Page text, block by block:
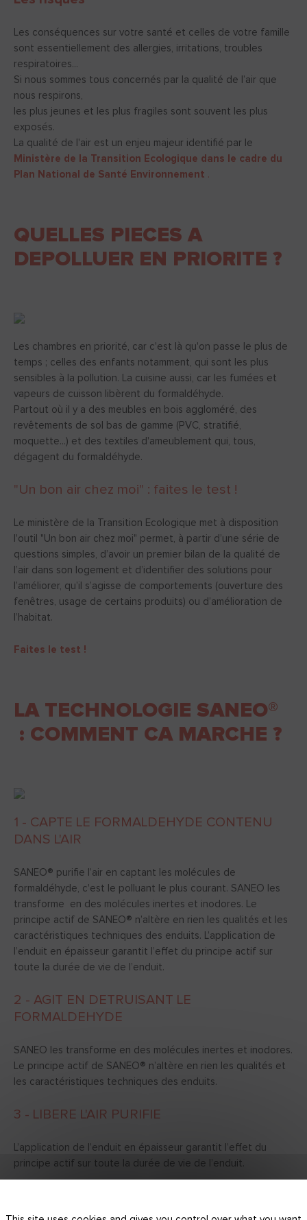
Les conséquences sur votre santé et celles de votre famille
sont essentiellement des allergies, irritations, troubles
respiratoires...
Si nous sommes tous concernés par la qualité de l’air que
nous respirons,
les plus jeunes et les plus fragiles sont souvent les plus
exposés.
La qualité de l'air est un enjeu majeur identifié par le
Ministère de la Transition Ecologique dans le cadre du
Plan National de Santé Environnement .
QUELLES PIECES A
DEPOLLUER EN PRIORITE ?
Les chambres en priorité, car c'est là qu'on passe le plus de
temps ; celles des enfants notamment, qui sont les plus
sensibles à la pollution. La cuisine aussi, car les fumées et
vapeurs de cuisson libèrent du formaldéhyde.
Partout où il y a des meubles en bois aggloméré, des
revêtements de sol bas de gamme (PVC, stratifié,
moquette...) et des textiles d'ameublement qui, tous,
dégagent du formaldéhyde.
"Un bon air chez moi" : faites le test !
Le ministère de la Transition Ecologique met à disposition
l'outil "Un bon air chez moi" permet, à partir d’une série de
questions simples, d’avoir un premier bilan de la qualité de
l’air dans son logement et d’identifier des solutions pour
l’améliorer, qu’il s’agisse de comportements (ouverture des
fenêtres, usage de certains produits) ou d’amélioration de
l’habitat.
Faites le test !
LA TECHNOLOGIE SANEO®
: COMMENT CA MARCHE ?
1 - CAPTE LE FORMALDEHYDE CONTENU
DANS L'AIR
SANEO® purifie l’air en captant les molécules de
formaldéhyde, c'est le polluant le plus courant. SANEO les
transforme en des molécules inertes et inodores. Le
principe actif de SANEO® n’altère en rien les qualités et les
caractéristiques techniques des enduits. L’application de
l’enduit en épaisseur garantit l’effet du principe actif sur
toute la durée de vie de l’enduit.
2 - AGIT EN DETRUISANT LE
FORMALDEHYDE
SANEO les transforme en des molécules inertes et inodores.
Le principe actif de SANEO® n’altère en rien les qualités et
les caractéristiques techniques des enduits.
3 - LIBERE L'AIR PURIFIE
L’application de l’enduit en épaisseur garantit l’effet du
principe actif sur toute la durée de vie de l’enduit.